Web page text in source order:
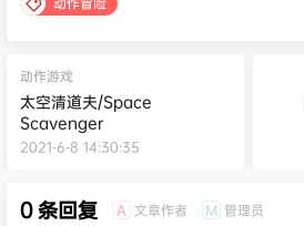
动作游戏
太空清道夫/Space
Scavenger
2021-6-8 14:30:35
0 条回复 A 文章作者 M 管理员